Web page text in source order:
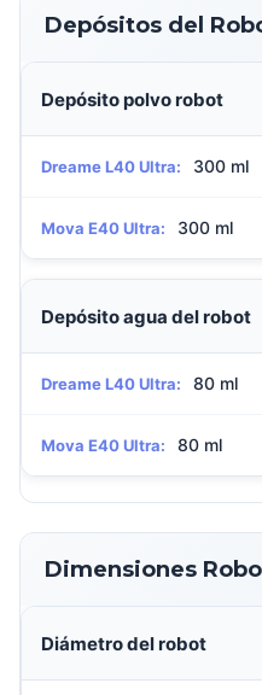
Depósitos del
Depósito polvo robot
Dreame L40 Ultra: 300 ml
Mova E40 Ultra: 300 ml
Depósito agua del robot
Dreame L40 Ultra: 80 ml
Mova E40 Ultra: 80 ml
Dimensiones
Diámetro del robot